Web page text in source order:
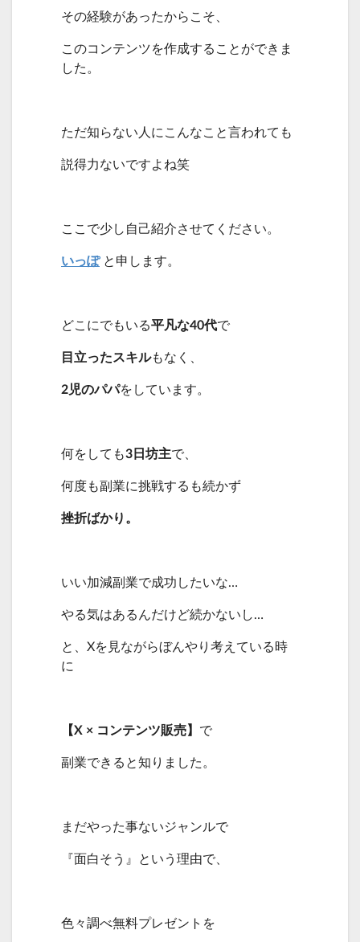
その経験があったからこそ、
このコンテンツを作成することができま
した。
ただ知らない人にこんなこと言われても
説得力ないですよね笑
ここで少し自己紹介させてください。
いっぽ と申します。
どこにでもいる平凡な40代で
目立ったスキルもなく、
2児のパパをしています。
何をしても3日坊主で、
何度も副業に挑戦するも続かず
挫折ばかり。
いい加減副業で成功したいな…
やる気はあるんだけど続かないし…
と、Xを見ながらぼんやり考えている時
に
【X × コンテンツ販売】 で
副業できると知りました。
まだやった事ないジャンルで
『面白そう』という理由で、
色々調べ無料プレゼントを